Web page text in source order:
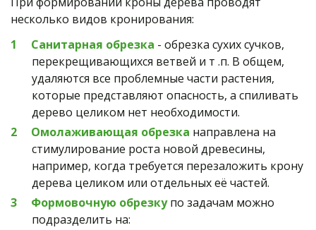
несколько видов кронирования:
Санитарная обрезка - обрезка сухих сучков,
перекрещивающихся ветвей и т .п. В общем,
удаляются все проблемные части растения,
которые представляют опасность, а спиливать
дерево целиком нет необходимости.
Омолаживающая обрезка направлена на
стимулирование роста новой древесины,
например, когда требуется перезаложить крону
дерева целиком или отдельных её частей.
Формовочную обрезку по задачам можно
подразделить на: